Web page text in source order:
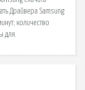
Драйвера Samsung
количество
для.